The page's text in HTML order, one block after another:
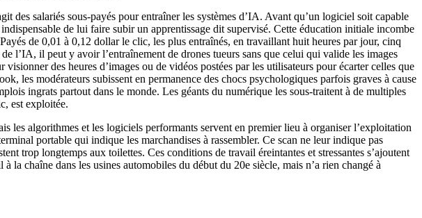
des salariés sous-payés pour entraîner les systèmes d’IA. Avant qu’un logiciel soit capable
de lui faire subir un apprentissage dit supervisé. Cette éducation initiale incombe
de 0,01 à 0,12 dollar le clic, les plus entraînés, en travaillant huit heures par jour, cinq
l’IA, il peut y avoir l’entraînement de drones tueurs sans que celui qui valide les images
des heures d’images ou de vidéos postées par les utilisateurs pour écarter celles que
les modérateurs subissent en permanence des chocs psychologiques parfois graves à cause
ingrats partout dans le monde. Les géants du numérique les sous-traitent à de multiples
est exploitée.
les algorithmes et les logiciels performants servent en premier lieu à organiser l’exploitation
portable qui indique les marchandises à rassembler. Ce scan ne leur indique pas
trop longtemps aux toilettes. Ces conditions de travail éreintantes et stressantes s’ajoutent
la chaîne dans les usines automobiles du début du 20e siècle, mais n’a rien changé à